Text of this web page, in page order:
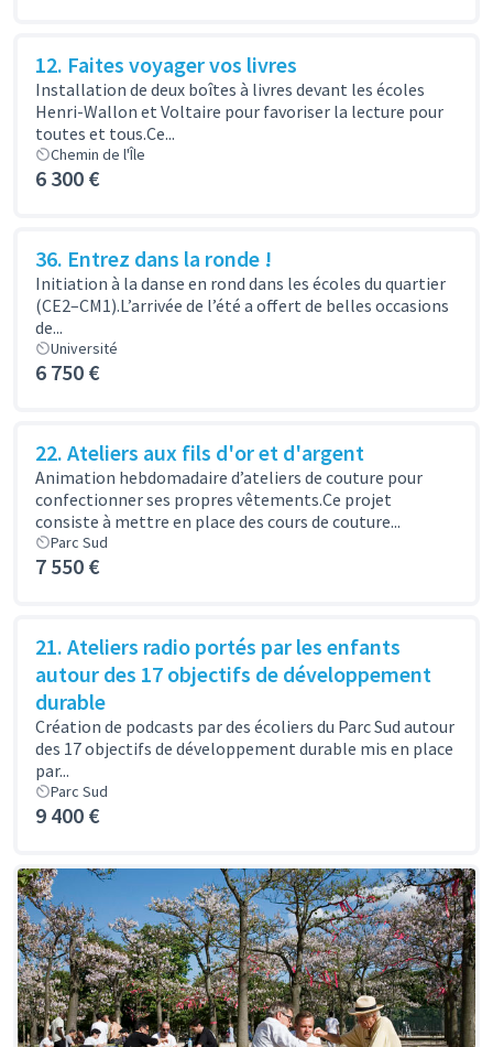
12. Faites voyager vos livres
Installation de deux boîtes à livres devant les écoles
Henri-Wallon et Voltaire pour favoriser la lecture pour
toutes et tous.Ce...
Chemin de l'Île
6 300 €
36. Entrez dans la ronde !
Initiation à la danse en rond dans les écoles du quartier
(CE2–CM1).L’arrivée de l’été a offert de belles occasions
de...
Université
6 750 €
22. Ateliers aux fils d'or et d'argent
Animation hebdomadaire d’ateliers de couture pour
confectionner ses propres vêtements.Ce projet
consiste à mettre en place des cours de couture...
Parc Sud
7 550 €
21. Ateliers radio portés par les enfants
autour des 17 objectifs de développement
durable
Création de podcasts par des écoliers du Parc Sud autour
des 17 objectifs de développement durable mis en place
par...
Parc Sud
9 400 €